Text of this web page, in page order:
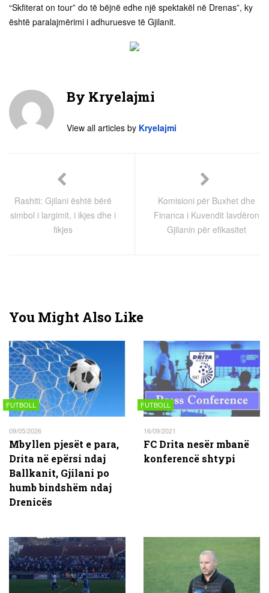
“Skfiterat on tour” do të bëjnë edhe një spektakël në Drenas”, ky
është paralajmërimi i adhuruesve të Gjilanit.
By Kryelajmi
View all articles by Kryelajmi
Rashiti: Gjilani është bërë
simbol i largimit, i ikjes dhe i
fikjes
Komisioni për Buxhet dhe
Financa i Kuvendit lavdëron
Gjilanin për efikasitet
You Might Also Like
FUTBOLL
09/05/2026
Mbyllen pjesët e para,
Drita në epërsi ndaj
Ballkanit, Gjilani po
humb bindshëm ndaj
Drenicës
FUTBOLL
16/09/2021
FC Drita nesër mbanë
konferencë shtypi